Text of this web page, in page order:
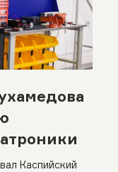
Каспийский